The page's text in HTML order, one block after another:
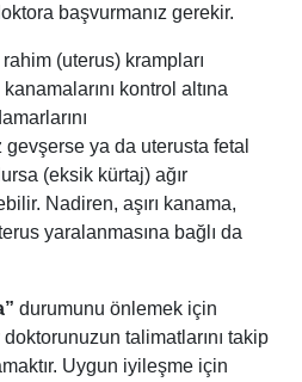
başvurmanız gerekir.
(uterus) krampları
kontrol altına
gevşerse ya da uterusta fetal
(eksik kürtaj) ağır
Nadiren, aşırı kanama,
yaralanmasına bağlı da
durumunu önlemek için
talimatlarını takip
Uygun iyileşme için